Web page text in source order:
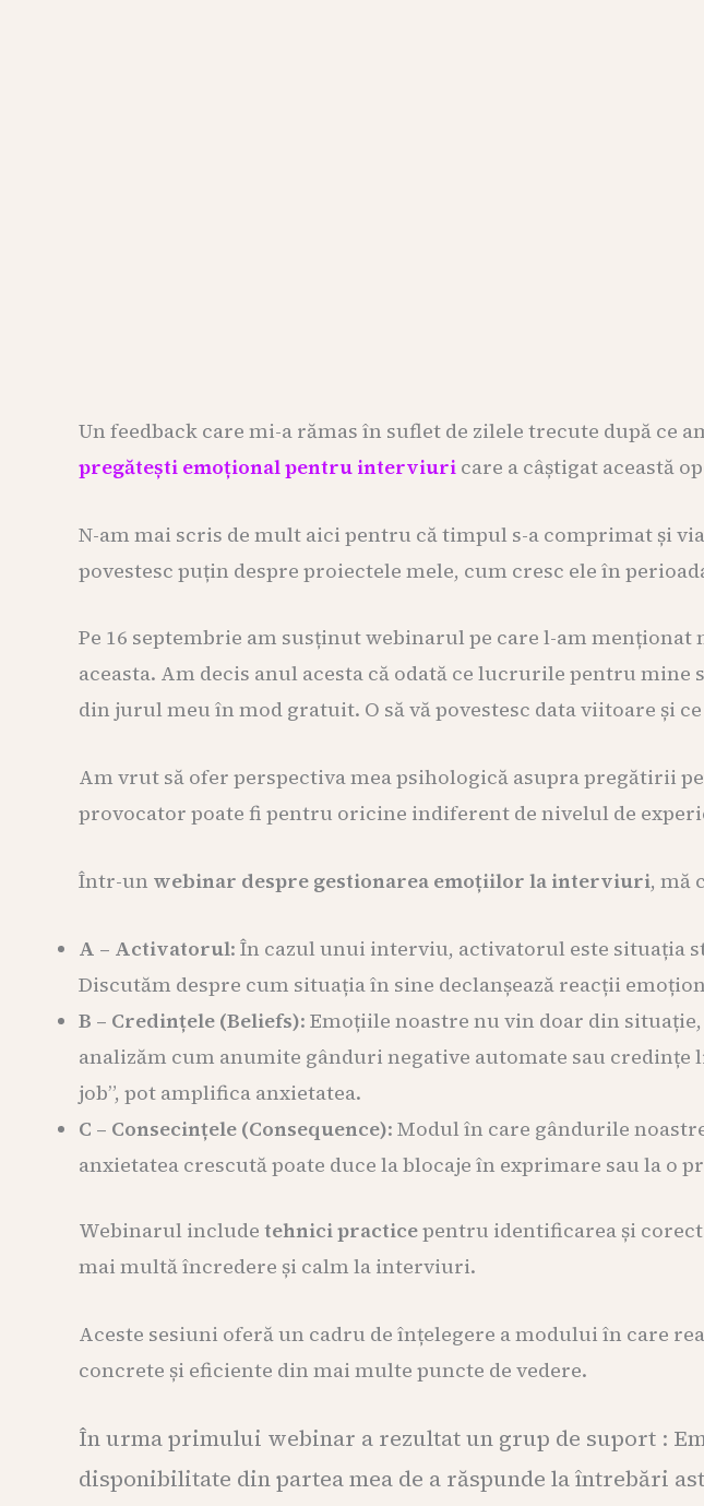
Un feedback care mi-a rămas în suflet de zilele trecute după ce
pregătești emoțional pentru interviuri care a câștigat această
N-am mai scris de mult aici pentru că timpul s-a comprimat și
povestesc puțin despre proiectele mele, cum cresc ele în
Pe 16 septembrie am susținut webinarul pe care l-am
aceasta. Am decis anul acesta că odată ce lucrurile pentru
din jurul meu în mod gratuit. O să vă povestesc data viitoare și
Am vrut să ofer perspectiva mea psihologică asupra pregătirii
provocator poate fi pentru oricine indiferent de nivelul de
Într-un webinar despre gestionarea emoțiilor la interviuri, mă
A – Activatorul: În cazul unui interviu, activatorul este situația
Discutăm despre cum situația în sine declanșează reacții
B – Credințele (Beliefs): Emoțiile noastre nu vin doar din
analizăm cum anumite gânduri negative automate sau credințe
job”, pot amplifica anxietatea.
C – Consecințele (Consequence): Modul în care gândurile
anxietatea crescută poate duce la blocaje în exprimare sau la o
Webinarul include tehnici practicepentru identificarea și
mai multă încredere și calm la interviuri.
Aceste sesiuni oferă un cadru de înțelegere a modului în care
concrete și eficiente din mai multe puncte de vedere.
În urma primului webinar a rezultat un grup de suport :
disponibilitate din partea mea de a răspunde la întrebări